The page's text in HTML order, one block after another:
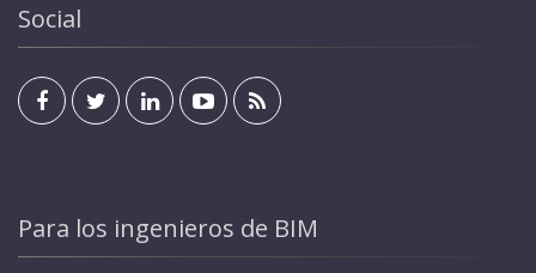
Social
Para los ingenieros de BIM